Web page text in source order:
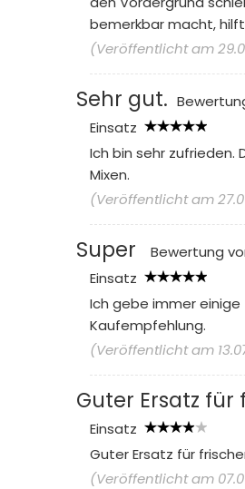
bemerkbar macht,
(Veröffentlicht am
Sehr gut.
Einsatz
Ich bin sehr
Mixen.
(Veröffentlicht am
Super Bewertung
Einsatz
Ich gebe immer einige
Kaufempfehlung.
(Veröffentlicht am
Guter Ersatz
Einsatz
Guter Ersatz für
(Veröffentlicht am